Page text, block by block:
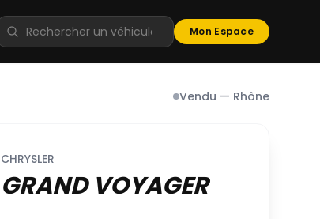
Mon Espace
Vendu — Rhône
CHRYSLER
GRAND VOYAGER